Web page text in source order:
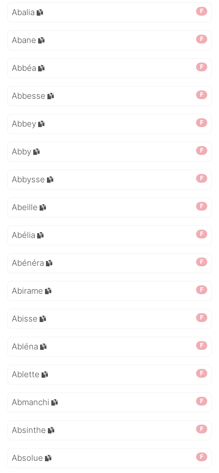
F
Abalia
F
Abane
F
Abbéa
F
Abbesse
F
Abbey
F
Abby
F
Abbysse
F
Abeille
F
Abélia
F
Abénéra
F
Abirame
F
Abisse
F
Abléna
F
Ablette
F
Abmanchi
F
Absinthe
F
Absolue